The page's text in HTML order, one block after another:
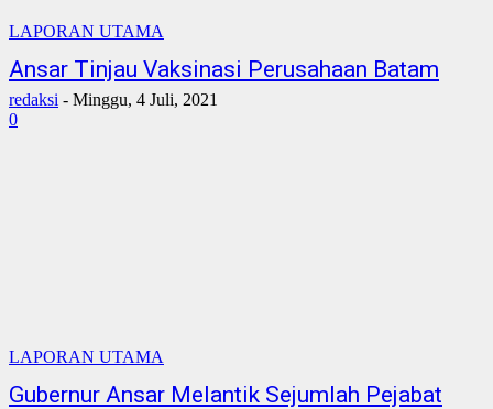
LAPORAN UTAMA
Ansar Tinjau Vaksinasi Perusahaan Batam
redaksi - Minggu, 4 Juli, 2021
0
LAPORAN UTAMA
Gubernur Ansar Melantik Sejumlah Pejabat